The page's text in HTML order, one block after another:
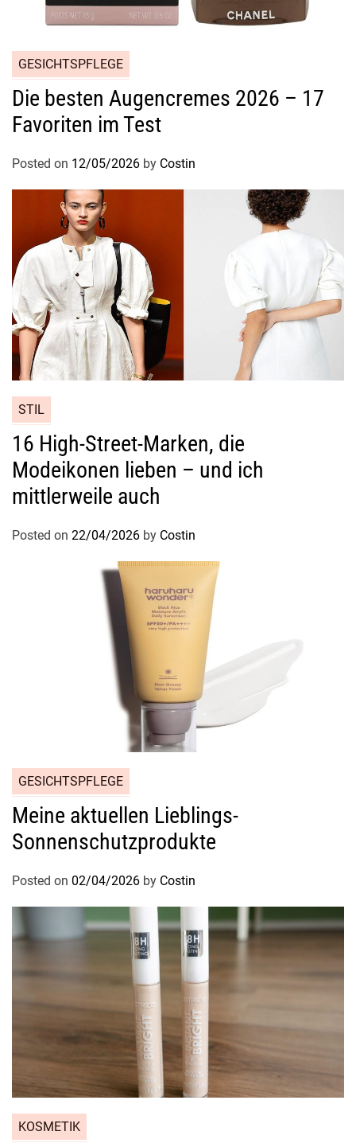
i
GESICHTSPFLEGE
Die besten Augencremes 2026 – 17
Favoriten im Test
Posted on 12/05/2026 by Costin
STIL
16 High-Street-Marken, die
Modeikonen lieben – und ich
mittlerweile auch
Posted on 22/04/2026 by Costin
GESICHTSPFLEGE
Meine aktuellen Lieblings-
Sonnenschutzprodukte
Posted on 02/04/2026 by Costin
KOSMETIK